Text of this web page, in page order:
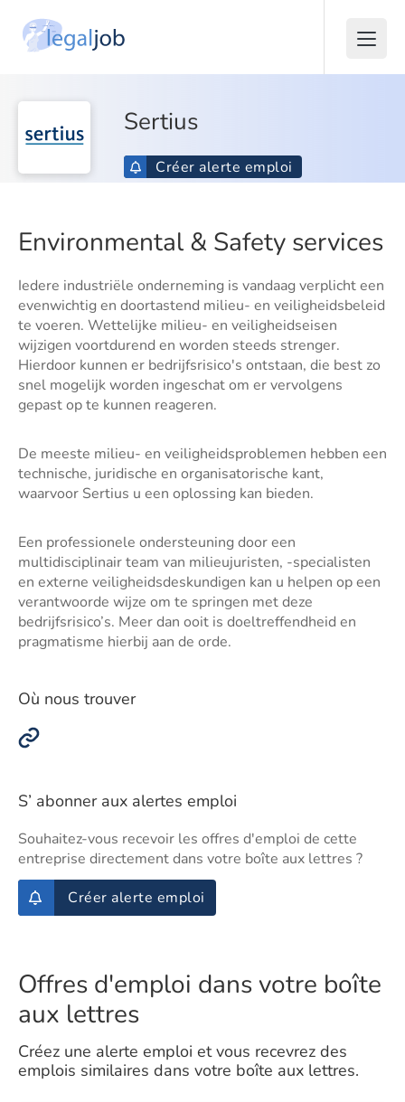
Sertius
Créer alerte emploi
Environmental & Safety services
Iedere industriële onderneming is vandaag verplicht een
evenwichtig en doortastend milieu- en veiligheidsbeleid
te voeren. Wettelijke milieu- en veiligheidseisen
wijzigen voortdurend en worden steeds strenger.
Hierdoor kunnen er bedrijfsrisico's ontstaan, die best zo
snel mogelijk worden ingeschat om er vervolgens
gepast op te kunnen reageren.
De meeste milieu- en veiligheidsproblemen hebben een
technische, juridische en organisatorische kant,
waarvoor Sertius u een oplossing kan bieden.
Een professionele ondersteuning door een
multidisciplinair team van milieujuristen, -specialisten
en externe veiligheidsdeskundigen kan u helpen op een
verantwoorde wijze om te springen met deze
bedrijfsrisico’s. Meer dan ooit is doeltreffendheid en
pragmatisme hierbij aan de orde.
Où nous trouver
S’ abonner aux alertes emploi
Souhaitez-vous recevoir les offres d'emploi de cette
entreprise directement dans votre boîte aux lettres ?
Créer alerte emploi
Offres d'emploi dans votre boîte
aux lettres
Créez une alerte emploi et vous recevrez des
emplois similaires dans votre boîte aux lettres.